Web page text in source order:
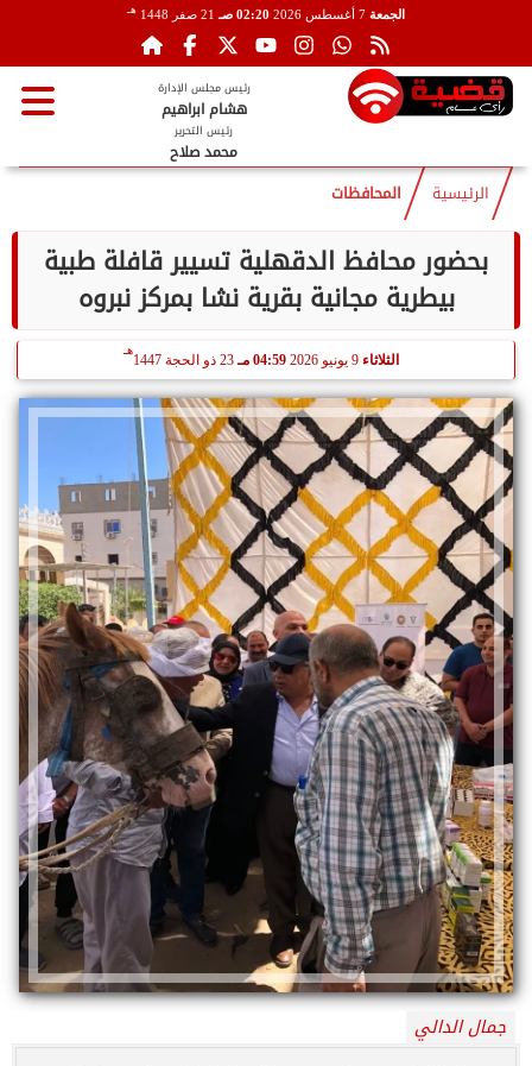
الجمعة 02:20 صـ 21 صفر 1448 هـ
رئيس مجلس الإدارة
هشام ابراهيم
رئيس التحرير
محمد صلاح
الرئيسية المحافظات
بحضور محافظ الدقهلية تسيير قافلة طبية
بيطرية مجانية بقرية نشا بمركز نبروه
الثلاثاء 04:59 مـ 23 ذو الحجة 1447
هـ
جمال الدالي